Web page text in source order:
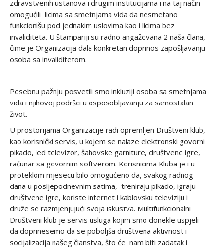
zdravstvenih ustanova i drugim institucijama i na taj način
omogućili licima sa smetnjama vida da nesmetano
funkcionišu pod jednakim uslovima kao i licima bez
invaliditeta. U štampariji su radno angažovana 2 naša člana,
čime je Organizacija dala konkretan doprinos zapošljavanju
osoba sa invaliditetom.
Posebnu pažnju posvetili smo inkluziji osoba sa smetnjama
vida i njihovoj podršci u osposobljavanju za samostalan
život.
U prostorijama Organizacije radi opremljen Društveni klub,
kao korisnički servis, u kojem se nalaze elektronski govorni
pikado, led televizor, šahovske garniture, društvene igre,
računar sa govornim softverom. Korisnicima Kluba je i u
proteklom mjesecu bilo omogućeno da, svakog radnog
dana u posljepodnevnim satima, treniraju pikado, igraju
društvene igre, koriste internet i kablovsku televiziju i
druže se razmjenjujući svoja iskustva. Multifunkcionalni
Društveni klub je servis usluga kojim smo donekle uspjeli
da doprinesemo da se poboljša društvena aktivnost i
socijalizacija našeg članstva, što će nam biti zadatak i